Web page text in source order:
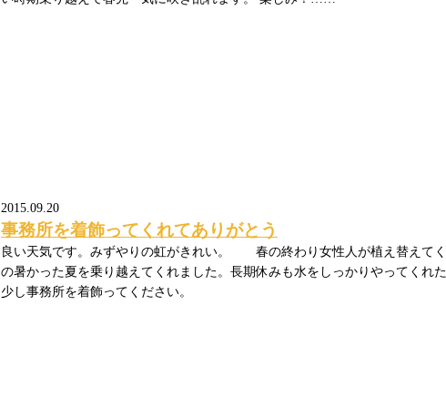
2015.09.20
事務所を着飾ってくれてありがとう
良い天気です。みずやりの虹がきれい。 春の終わり女性人が植え替えてく
の暑かった夏を乗り越えてくれました。長期休みも水をしっかりやってくれ
少し事務所を着飾ってください。